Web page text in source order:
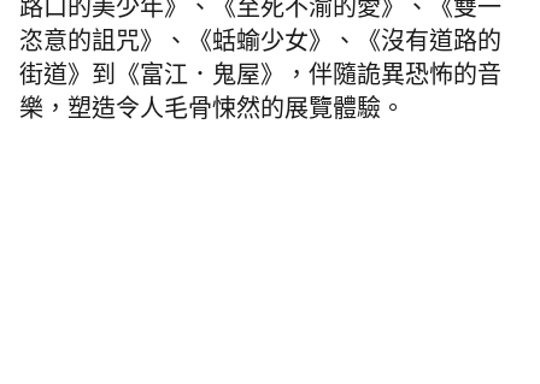
路口的美少年》、《至死不渝的愛》、《雙一
恣意的詛咒》、《蛞蝓少女》、《沒有道路的
街道》到《富江．鬼屋》，伴隨詭異恐怖的音
樂，塑造令人毛骨悚然的展覽體驗。